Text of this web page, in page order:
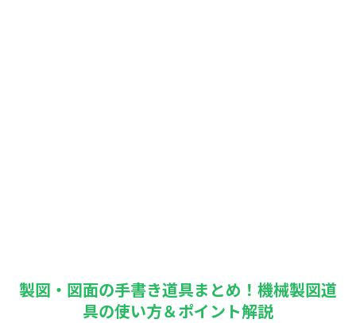
製図・図面の手書き道具まとめ！機械製図道
具の使い方＆ポイント解説